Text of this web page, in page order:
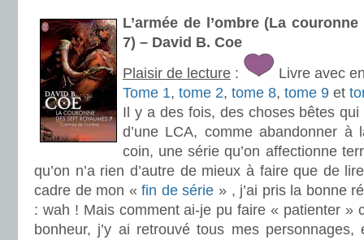
L’armée de l’ombre (La
7) – David B. Coe
Plaisir de lecture :
Livre avec
Tome 1, tome 2, tome 8, tome 9 et
Il y a des fois, des choses bêtes
d’une LCA, comme abandonner
coin, une série qu’on affectionne
qu’on n’a rien d’autre de mieux à faire que de
cadre de mon «fin de série » , j’ai pris la bonne
: wah ! Mais comment ai-je pu faire « patienter »
bonheur, j’y ai retrouvé tous mes